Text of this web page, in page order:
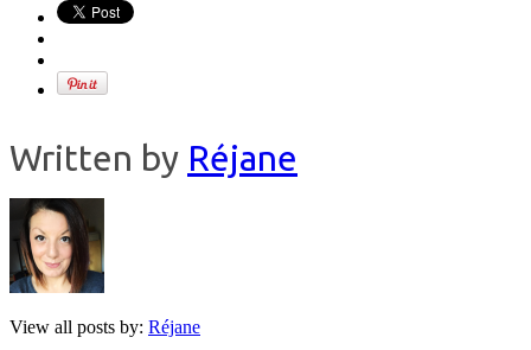
Written by Réjane
View all posts by: Réjane